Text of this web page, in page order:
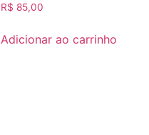
R$ 85,00
Adicionar ao carrinho